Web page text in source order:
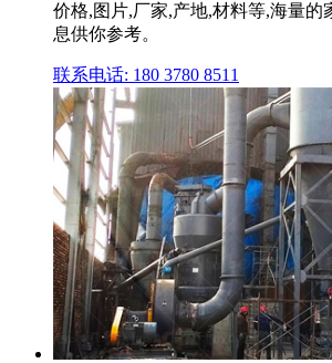
价格,图片,厂家,产地,材料等,海量的
息供你参考。
联系电话: 180 3780 8511